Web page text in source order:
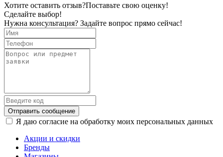
Хотите оставить отзыв?Поставьте свою оценку!
Сделайте выбор!
Нужна консультация? Задайте вопрос прямо сейчас!
Отправить сообщение
Я даю согласие на обработку моих персональных данных
Акции и скидки
Бренды